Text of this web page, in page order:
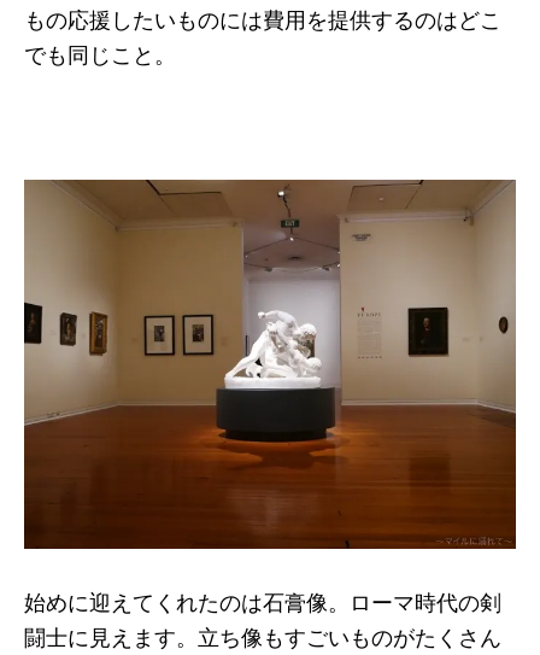
もの応援したいものには費用を提供するのはどこ
でも同じこと。
始めに迎えてくれたのは石膏像。ローマ時代の剣
闘士に見えます。立ち像もすごいものがたくさん